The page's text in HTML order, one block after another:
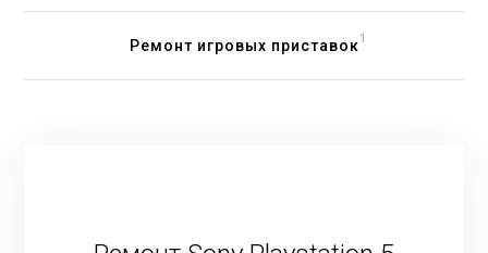
Ремонт игровых приставок1